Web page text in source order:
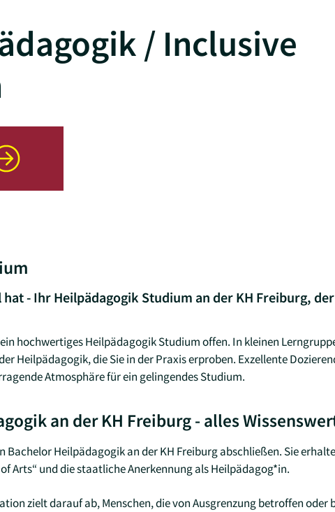
/ Inclusive
- Ihr Heilpädagogik Studium an der KH Freiburg,
hochwertiges Heilpädagogik Studium offen. In kleinen
Heilpädagogik, die Sie in der Praxis erproben. Exzellente
Atmosphäre für ein gelingendes Studium.
an der KH Freiburg - alles
Bachelor Heilpädagogik an der KH Freiburg abschließen. Sie
Arts“ und die staatliche Anerkennung als Heilpädagog*in.
zielt darauf ab, Menschen, die von Ausgrenzung betroffen oder